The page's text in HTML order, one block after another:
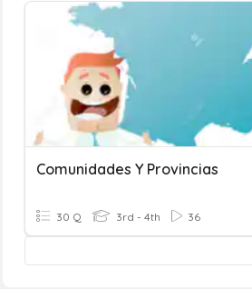
Comunidades Y Provincias
30 Q 3rd - 4th 36